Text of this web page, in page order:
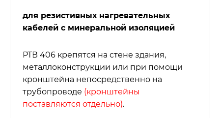
для резистивных нагревательных
кабелей с минеральной изоляцией
РТВ 406 крепятся на стене здания,
металлоконструкции или при помощи
кронштейна непосредственно на
трубопроводе (кронштейны
поставляются отдельно).